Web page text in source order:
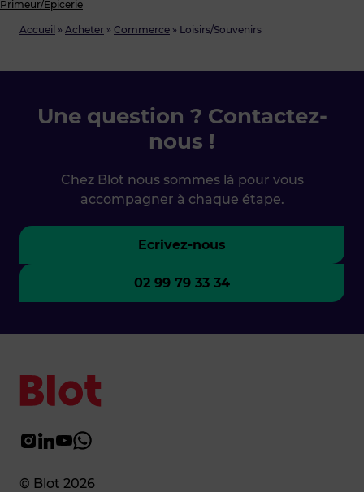
Accueil » Acheter » Commerce » Loisirs/Souvenirs
Primeur/Epicerie
Une question ? Contactez-
nous !
Chez Blot nous sommes là pour vous
accompagner à chaque étape.
Ecrivez-nous
02 99 79 33 34
© Blot 2026